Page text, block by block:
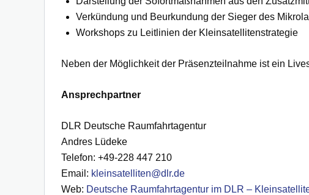
Verkündung und Beurkundung der Sieger des
Workshops zu Leitlinien der Kleinsatellitenstrategie
Neben der Möglichkeit der Präsenzteilnahme ist ein
Ansprechpartner
DLR Deutsche Raumfahrtagentur
Andres Lüdeke
Telefon: +49-228 447 210
Email: kleinsatelliten@dlr.de
Web: Deutsche Raumfahrtagentur im DLR –